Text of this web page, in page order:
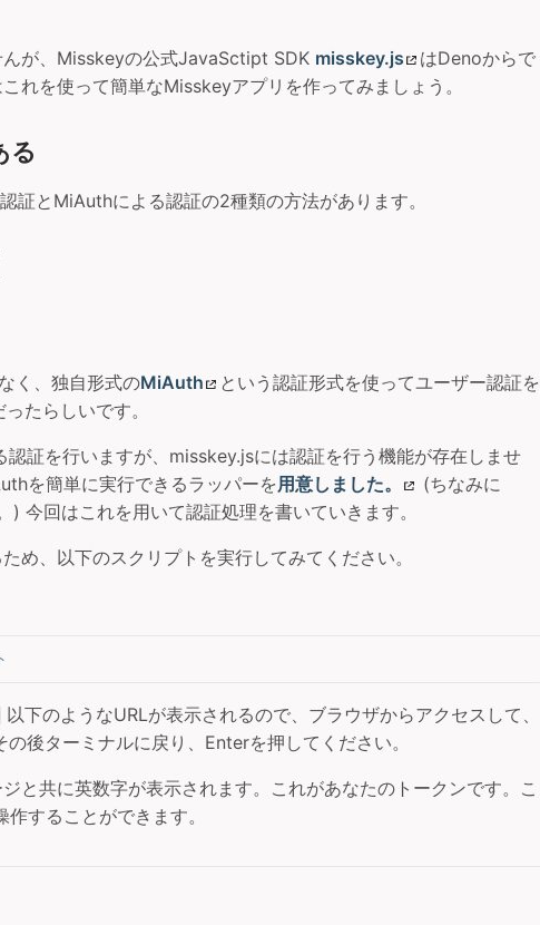
が、Misskeyの公式JavaSctipt SDK misskey.js
はDenoからで
れを使って簡単なMisskeyアプリを作ってみましょう。
る
証とMiAuthによる認証の2種類の方法があります。
く、独自形式のMiAuth
という認証形式を使ってユーザー認証を
たらしいです。
証を行いますが、misskey.jsには認証を行う機能が存在しませ
を簡単に実行できるラッパーを用意しました。
(ちなみに
今回はこれを用いて認証処理を書いていきます。
め、以下のスクリプトを実行してみてください。
以下のようなURLが表示されるので、ブラウザからアクセスして、
後ターミナルに戻り、Enterを押してください。
と共に英数字が表示されます。これがあなたのトークンです。こ
することができます。